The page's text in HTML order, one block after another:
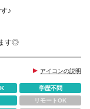
♪
す◎
アイコンの説明
学歴不問
リモートOK